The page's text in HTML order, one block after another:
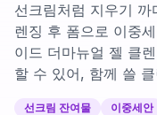
대화 이력
찜 목록
선크림처럼 지우기
렌징 후 폼으로 이중
이드 더마뉴얼 젤 클
할 수 있어, 함께 쓸
선크림 잔여물 이중세안